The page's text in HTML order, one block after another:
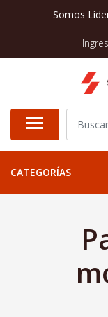
Somos
CATEGORÍAS